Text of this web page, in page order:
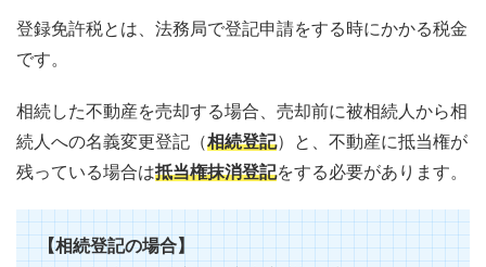
登録免許税とは、法務局で登記申請をする時にかかる税金
です。
相続した不動産を売却する場合、売却前に被相続人から相
続人への名義変更登記（相続登記）と、不動産に抵当権が
残っている場合は抵当権抹消登記をする必要があります。
【相続登記の場合】